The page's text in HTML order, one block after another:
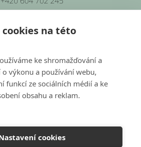
na této
ke shromažďování a
výkonu a používání webu,
funkcí ze sociálních médií a ke
obsahu a reklam.
cookies
88/9, Praha 1 (sídlo firmy)
41 Hluchov (provozovna a sklady)